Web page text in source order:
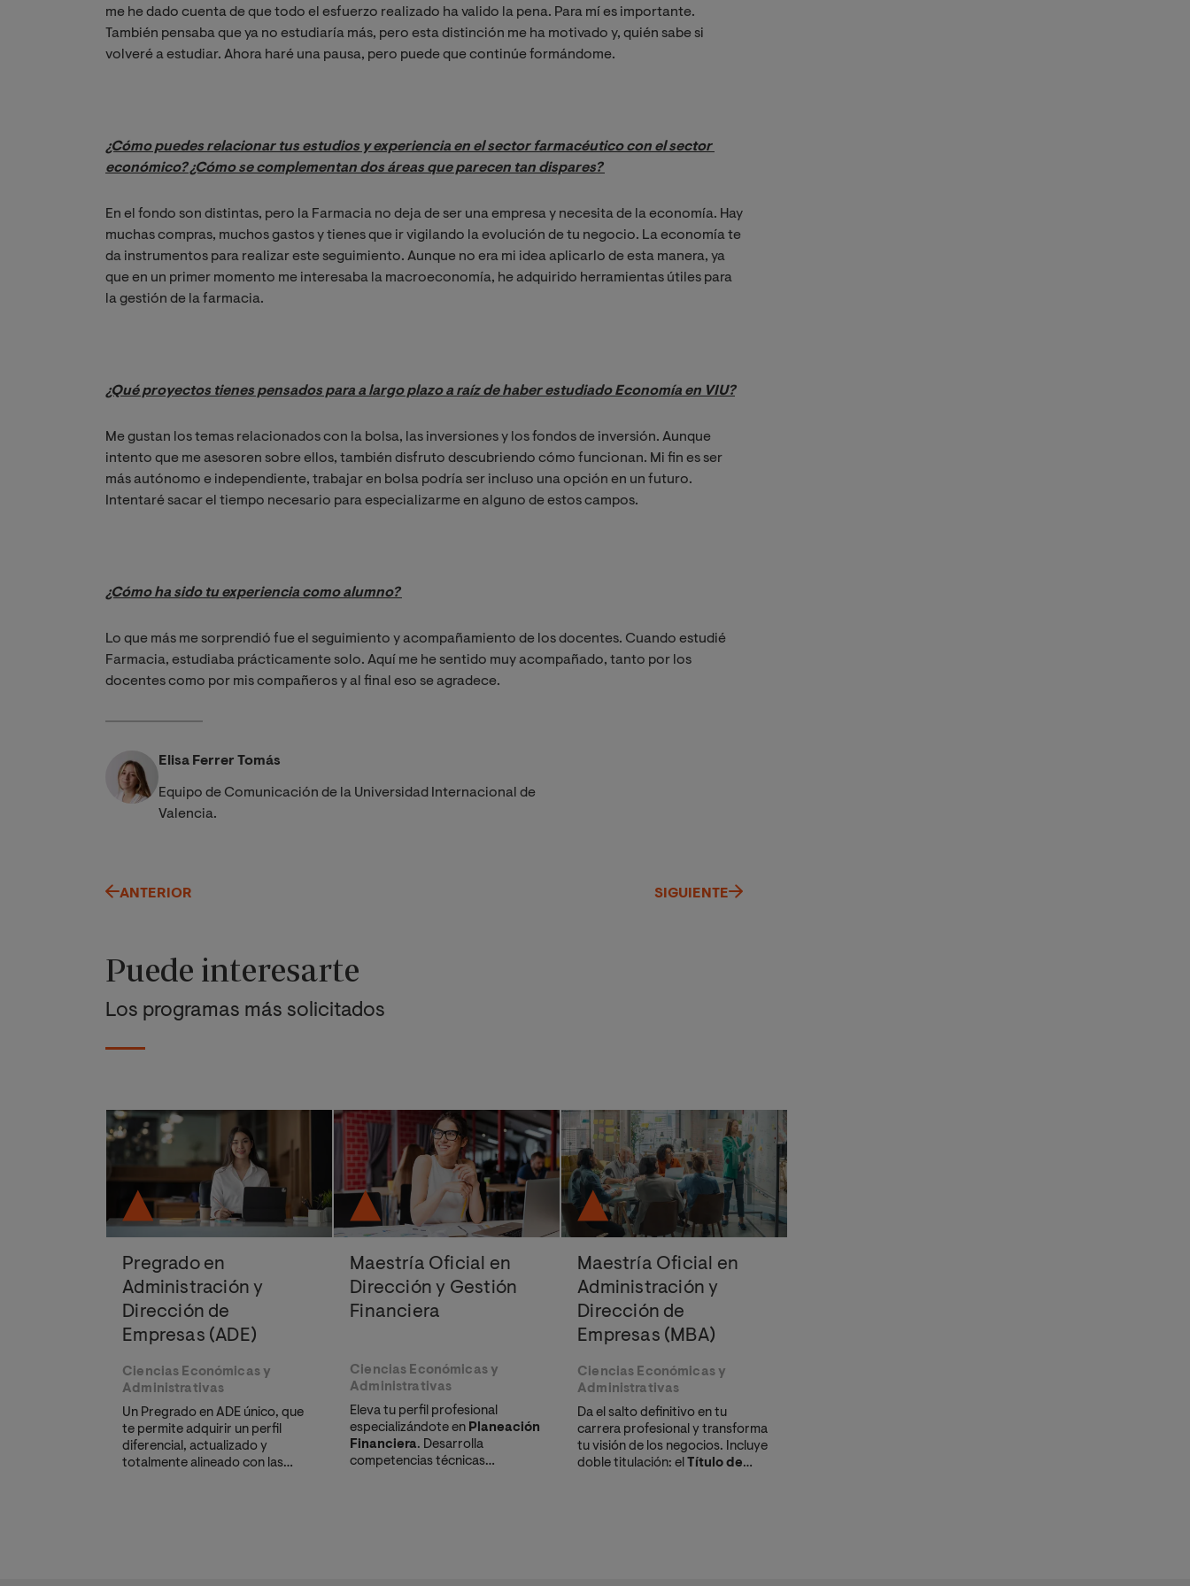
me he dado cuenta de que todo el esfuerzo realizado ha valido la pena. Para mí es importante.
También pensaba que ya no estudiaría más, pero esta distinción me ha motivado y, quién sabe si
volveré a estudiar. Ahora haré una pausa, pero puede que continúe formándome.
¿Cómo puedes relacionar tus estudios y experiencia en el sector farmacéutico con el sector
económico? ¿Cómo se complementan dos áreas que parecen tan dispares?
En el fondo son distintas, pero la Farmacia no deja de ser una empresa y necesita de la economía. Hay
muchas compras, muchos gastos y tienes que ir vigilando la evolución de tu negocio. La economía te
da instrumentos para realizar este seguimiento. Aunque no era mi idea aplicarlo de esta manera, ya
que en un primer momento me interesaba la macroeconomía, he adquirido herramientas útiles para
la gestión de la farmacia.
¿Qué proyectos tienes pensados para a largo plazo a raíz de haber estudiado Economía en VIU?
Me gustan los temas relacionados con la bolsa, las inversiones y los fondos de inversión. Aunque
intento que me asesoren sobre ellos, también disfruto descubriendo cómo funcionan. Mi fin es ser
más autónomo e independiente, trabajar en bolsa podría ser incluso una opción en un futuro.
Intentaré sacar el tiempo necesario para especializarme en alguno de estos campos.
¿Cómo ha sido tu experiencia como alumno?
Lo que más me sorprendió fue el seguimiento y acompañamiento de los docentes. Cuando estudié
Farmacia, estudiaba prácticamente solo. Aquí me he sentido muy acompañado, tanto por los
docentes como por mis compañeros y al final eso se agradece.
Elisa Ferrer Tomás
Equipo de Comunicación de la Universidad Internacional de
Valencia.
ANTERIOR SIGUIENTE
Puede interesarte
Los programas más solicitados
Pregrado en
Administración y
Dirección de
Empresas (ADE)
Ciencias Económicas y
Administrativas
Un Pregrado en ADE único, que
te permite adquirir un perfil
diferencial, actualizado y
totalmente alineado con las
Maestría Oficial en
Dirección y Gestión
Financiera
Ciencias Económicas y
Administrativas
Eleva tu perfil profesional
especializándote en Planeación
Financiera. Desarrolla
competencias técnicas
Maestría Oficial en
Administración y
Dirección de
Empresas (MBA)
Ciencias Económicas y
Administrativas
Da el salto definitivo en tu
carrera profesional y transforma
tu visión de los negocios. Incluye
doble titulación: el
Título de